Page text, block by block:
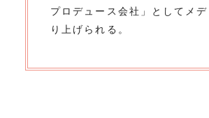
プロデュース会社」としてメ
り上げられる。